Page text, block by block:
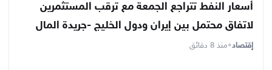
أسعار النفط تتراجع الجمعة مع ترقب المستثمرين
لاتفاق محتمل بين إيران ودول الخليج -جريدة المال
إقتصاد•منذ 8 دقائق